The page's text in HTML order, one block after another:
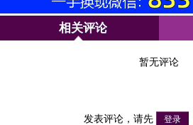
相关评论
暂无评论
发表评论，请先